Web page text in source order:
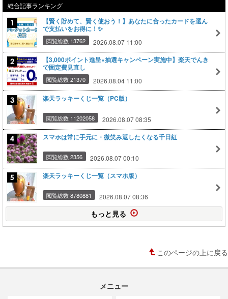
総合記事ランキング
【賢く貯めて、賢く使おう！】あなたに合ったカードを選ん
で支払いをお得に！✨
閲覧総数 13762 2026.08.07 11:00
【3,000ポイント進呈×抽選キャンペーン実施中】楽天でんき
で固定費見直し
閲覧総数 21370 2026.08.04 11:00
楽天ラッキーくじ一覧（PC版）
閲覧総数 11202058 2026.08.07 08:35
スマホは常に手元に・微笑み返したくなる千日紅
閲覧総数 2356 2026.08.07 00:10
楽天ラッキーくじ一覧（スマホ版）
閲覧総数 8780881 2026.08.07 08:36
もっと見る
このページの上に戻る
メニュー